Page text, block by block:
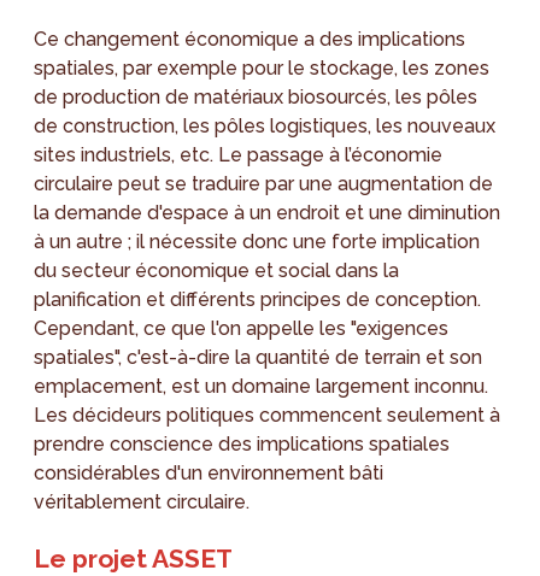
Ce changement économique a des implications
spatiales, par exemple pour le stockage, les zones
de production de matériaux biosourcés, les pôles
de construction, les pôles logistiques, les nouveaux
sites industriels, etc. Le passage à l’économie
circulaire peut se traduire par une augmentation de
la demande d'espace à un endroit et une diminution
à un autre ; il nécessite donc une forte implication
du secteur économique et social dans la
planification et différents principes de conception.
Cependant, ce que l'on appelle les "exigences
spatiales", c'est-à-dire la quantité de terrain et son
emplacement, est un domaine largement inconnu.
Les décideurs politiques commencent seulement à
prendre conscience des implications spatiales
considérables d'un environnement bâti
véritablement circulaire.
Le projet ASSET